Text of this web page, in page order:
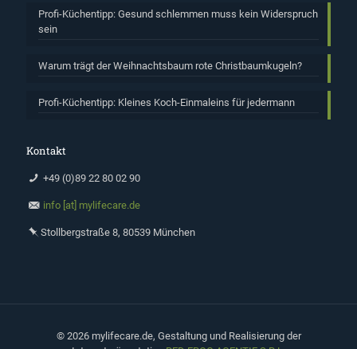
Profi-Küchentipp: Gesund schlemmen muss kein Widerspruch
sein
Warum trägt der Weihnachtsbaum rote Christbaumkugeln?
Profi-Küchentipp: Kleines Koch-Einmaleins für jedermann
Kontakt
+49 (0)89 22 80 02 90
info [at] mylifecare.de
Stollbergstraße 8, 80539 München
© 2026 mylifecare.de, Gestaltung und Realisierung der